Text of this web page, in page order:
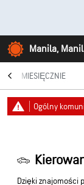
Manila,
MIESIĘCZNIE
Ogólny
Dzięki znajomości